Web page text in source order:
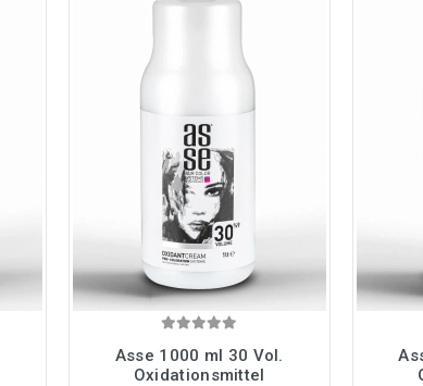
Asse 1000 ml 30 Vol.
Oxidationsmittel